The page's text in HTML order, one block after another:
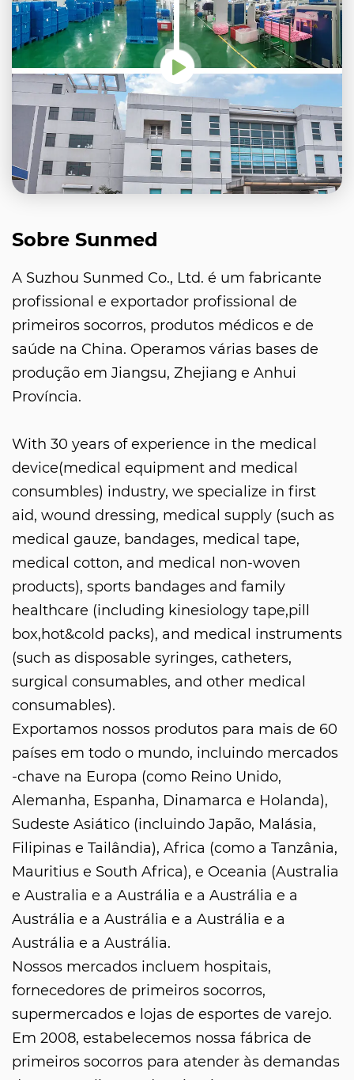
Sobre Sunmed
A Suzhou Sunmed Co., Ltd. é um fabricante
profissional e exportador profissional de
primeiros socorros, produtos médicos e de
saúde na China. Operamos várias bases de
produção em Jiangsu, Zhejiang e Anhui
Província.
With 30 years of experience in the medical
device(medical equipment and medical
consumbles) industry, we specialize in first
aid, wound dressing, medical supply (such as
medical gauze, bandages, medical tape,
medical cotton, and medical non-woven
products), sports bandages and family
healthcare (including kinesiology tape,pill
box,hot&cold packs), and medical instruments
(such as disposable syringes, catheters,
surgical consumables, and other medical
consumables).
Exportamos nossos produtos para mais de 60
países em todo o mundo, incluindo mercados
-chave na Europa (como Reino Unido,
Alemanha, Espanha, Dinamarca e Holanda),
Sudeste Asiático (incluindo Japão, Malásia,
Filipinas e Tailândia), Africa (como a Tanzânia,
Mauritius e South Africa), e Oceania (Australia
e Australia e a Austrália e a Austrália e a
Austrália e a Austrália e a Austrália e a
Austrália e a Austrália.
Nossos mercados incluem hospitais,
fornecedores de primeiros socorros,
supermercados e lojas de esportes de varejo.
Em 2008, estabelecemos nossa fábrica de
primeiros socorros para atender às demandas